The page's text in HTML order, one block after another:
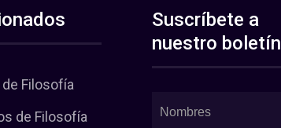
Filosofía
de Filosofía
Suscríbete a
nuestro boletín